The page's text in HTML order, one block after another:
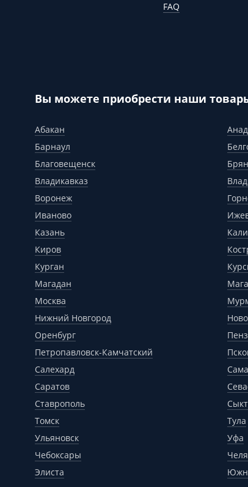
FAQ
Вы можете приобрести наши
Абакан
Барнаул
Благовещенск
Владикавказ
Воронеж
Иваново
Казань
Киров
Курган
Магадан
Москва
Нижний Новгород
Оренбург
Петропавловск-Камчатский
Салехард
Саратов
Ставрополь
Томск
Ульяновск
Чебоксары
Элиста
Тула
Уфа